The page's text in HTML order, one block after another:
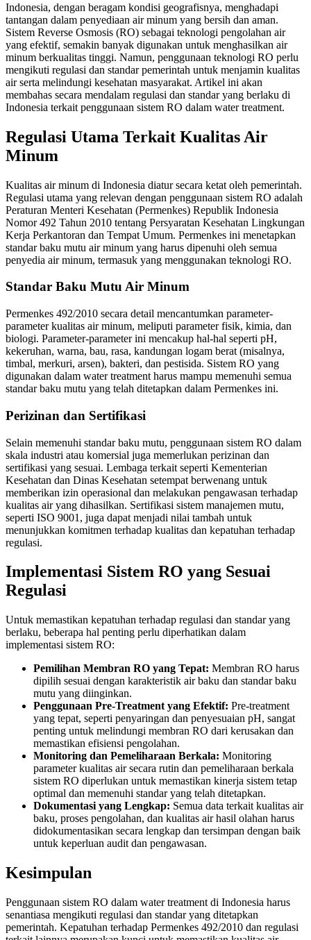
Indonesia, dengan beragam kondisi geografisnya, menghadapi
tantangan dalam penyediaan air minum yang bersih dan aman.
Sistem Reverse Osmosis (RO) sebagai teknologi pengolahan air
yang efektif, semakin banyak digunakan untuk menghasilkan air
minum berkualitas tinggi. Namun, penggunaan teknologi RO perlu
mengikuti regulasi dan standar pemerintah untuk menjamin kualitas
air serta melindungi kesehatan masyarakat. Artikel ini akan
membahas secara mendalam regulasi dan standar yang berlaku di
Indonesia terkait penggunaan sistem RO dalam water treatment.
Regulasi Utama Terkait Kualitas Air
Minum
Kualitas air minum di Indonesia diatur secara ketat oleh pemerintah.
Regulasi utama yang relevan dengan penggunaan sistem RO adalah
Peraturan Menteri Kesehatan (Permenkes) Republik Indonesia
Nomor 492 Tahun 2010 tentang Persyaratan Kesehatan Lingkungan
Kerja Perkantoran dan Tempat Umum. Permenkes ini menetapkan
standar baku mutu air minum yang harus dipenuhi oleh semua
penyedia air minum, termasuk yang menggunakan teknologi RO.
Standar Baku Mutu Air Minum
Permenkes 492/2010 secara detail mencantumkan parameter-
parameter kualitas air minum, meliputi parameter fisik, kimia, dan
biologi. Parameter-parameter ini mencakup hal-hal seperti pH,
kekeruhan, warna, bau, rasa, kandungan logam berat (misalnya,
timbal, merkuri, arsen), bakteri, dan pestisida. Sistem RO yang
digunakan dalam water treatment harus mampu memenuhi semua
standar baku mutu yang telah ditetapkan dalam Permenkes ini.
Perizinan dan Sertifikasi
Selain memenuhi standar baku mutu, penggunaan sistem RO dalam
skala industri atau komersial juga memerlukan perizinan dan
sertifikasi yang sesuai. Lembaga terkait seperti Kementerian
Kesehatan dan Dinas Kesehatan setempat berwenang untuk
memberikan izin operasional dan melakukan pengawasan terhadap
kualitas air yang dihasilkan. Sertifikasi sistem manajemen mutu,
seperti ISO 9001, juga dapat menjadi nilai tambah untuk
menunjukkan komitmen terhadap kualitas dan kepatuhan terhadap
regulasi.
Implementasi Sistem RO yang Sesuai
Regulasi
Untuk memastikan kepatuhan terhadap regulasi dan standar yang
berlaku, beberapa hal penting perlu diperhatikan dalam
implementasi sistem RO:
Pemilihan Membran RO yang Tepat: Membran RO harus
dipilih sesuai dengan karakteristik air baku dan standar baku
mutu yang diinginkan.
Penggunaan Pre-Treatment yang Efektif: Pre-treatment
yang tepat, seperti penyaringan dan penyesuaian pH, sangat
penting untuk melindungi membran RO dari kerusakan dan
memastikan efisiensi pengolahan.
Monitoring dan Pemeliharaan Berkala: Monitoring
parameter kualitas air secara rutin dan pemeliharaan berkala
sistem RO diperlukan untuk memastikan kinerja sistem tetap
optimal dan memenuhi standar yang telah ditetapkan.
Dokumentasi yang Lengkap: Semua data terkait kualitas air
baku, proses pengolahan, dan kualitas air hasil olahan harus
didokumentasikan secara lengkap dan tersimpan dengan baik
untuk keperluan audit dan pengawasan.
Kesimpulan
Penggunaan sistem RO dalam water treatment di Indonesia harus
senantiasa mengikuti regulasi dan standar yang ditetapkan
pemerintah. Kepatuhan terhadap Permenkes 492/2010 dan regulasi